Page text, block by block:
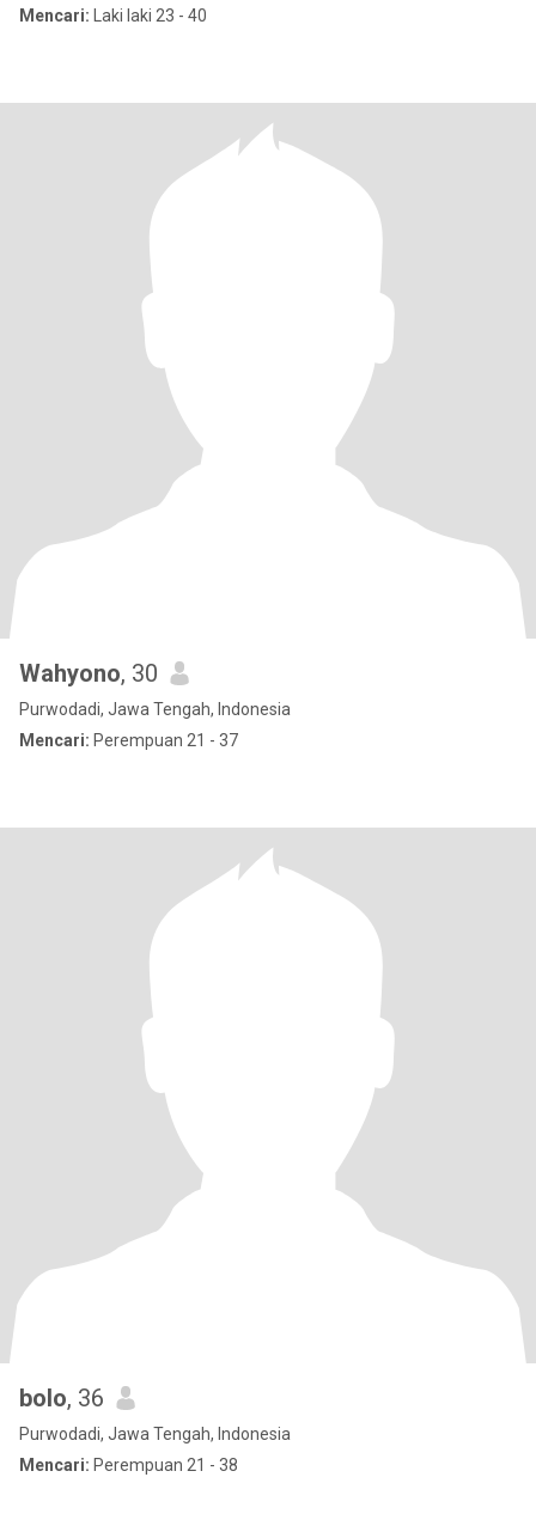
Mencari: Laki laki 23 - 40
Wahyono, 30
Purwodadi, Jawa Tengah, Indonesia
Mencari: Perempuan 21 - 37
bolo, 36
Purwodadi, Jawa Tengah, Indonesia
Mencari: Perempuan 21 - 38